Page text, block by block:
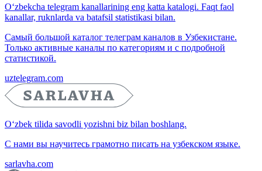
O‘zbekcha telegram kanallarining eng katta katalogi. Faqt faol
kanallar, ruknlarda va batafsil statistikasi bilan.
Самый большой каталог телеграм каналов в Узбекистане.
Только активные каналы по категориям и с подробной
статистикой.
uztelegram.com
O‘zbek tilida savodli yozishni biz bilan boshlang.
С нами вы научитесь грамотно писать на узбекском языке.
sarlavha.com